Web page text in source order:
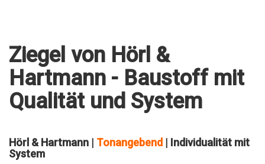
Ziegel von Hörl &
Hartmann - Baustoff mit
Qualität und System
Hörl & Hartmann | Tonangebend | Individualität mit
System